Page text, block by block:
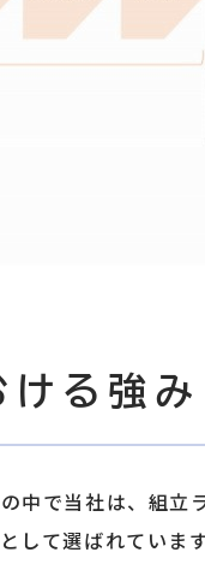
る強み
中で当社は、組立
して選ばれていま